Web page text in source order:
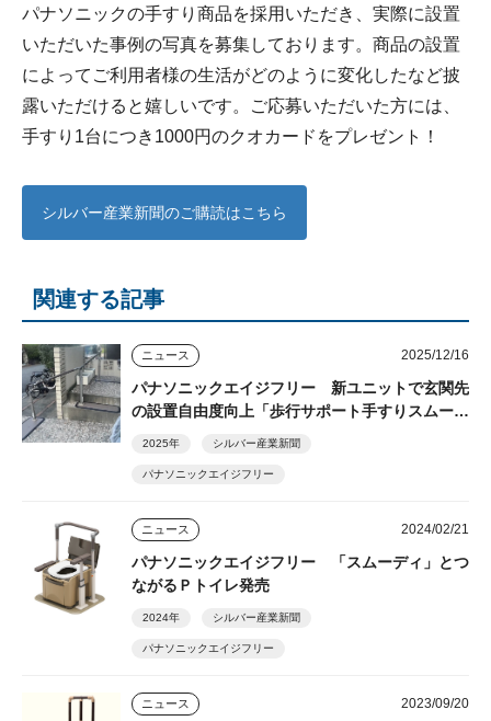
パナソニックの手すり商品を採用いただき、実際に設置
いただいた事例の写真を募集しております。商品の設置
によってご利用者様の生活がどのように変化したなど披
露いただけると嬉しいです。ご応募いただいた方には、
手すり1台につき1000円のクオカードをプレゼント！
シルバー産業新聞のご購読はこちら
関連する記事
ニュース 2025/12/16
パナソニックエイジフリー 新ユニットで玄関先
の設置自由度向上「歩行サポート手すりスムーデ
2025年 シルバー産業新聞
パナソニックエイジフリー
ニュース 2024/02/21
パナソニックエイジフリー 「スムーディ」とつ
ながるＰトイレ発売
2024年 シルバー産業新聞
パナソニックエイジフリー
ニュース 2023/09/20